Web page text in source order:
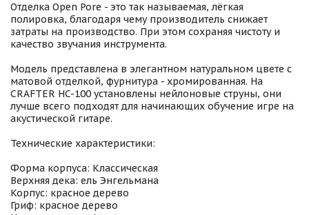
Отделка Open Pore - это так называемая, лёгкая
полировка, благодаря чему производитель снижает
затраты на производство. При этом сохраняя чистоту и
качество звучания инструмента.
Модель представлена в элегантном натуральном цвете с
матовой отделкой, фурнитура - хромированная. На
CRAFTER HC-100 установлены нейлоновые струны, они
лучше всего подходят для начинающих обучение игре на
акустической гитаре.
Технические характеристики:
Форма корпуса: Классическая
Верхняя дека: ель Энгельмана
Корпус: красное дерево
Гриф: красное дерево